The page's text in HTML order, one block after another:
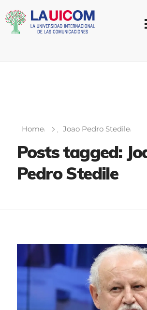
Home Joao Pedro Stedile
Posts tagged:
Pedro Stedile